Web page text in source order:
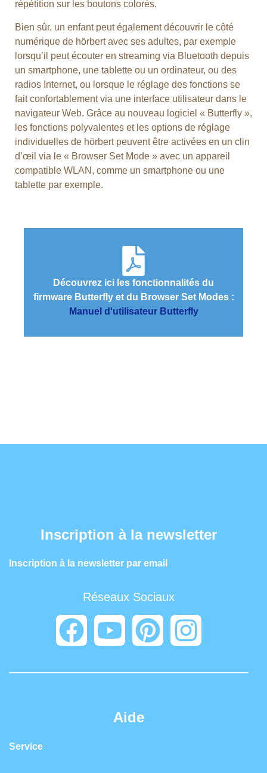
répétition sur les boutons colorés.
Bien sûr, un enfant peut également découvrir le côté
numérique de hörbert avec ses adultes, par exemple
lorsqu’il peut écouter en streaming via Bluetooth depuis
un smartphone, une tablette ou un ordinateur, ou des
radios Internet, ou lorsque le réglage des fonctions se
fait confortablement via une interface utilisateur dans le
navigateur Web. Grâce au nouveau logiciel « Butterfly »,
les fonctions polyvalentes et les options de réglage
individuelles de hörbert peuvent être activées en un clin
d’œil via le « Browser Set Mode » avec un appareil
compatible WLAN, comme un smartphone ou une
tablette par exemple.
Découvrez ici les fonctionnalités du
firmware Butterfly et du Browser Set Modes :
Manuel d'utilisateur Butterfly
Inscription à la newsletter
Inscription à la newsletter par email
Réseaux Sociaux
Aide
Service